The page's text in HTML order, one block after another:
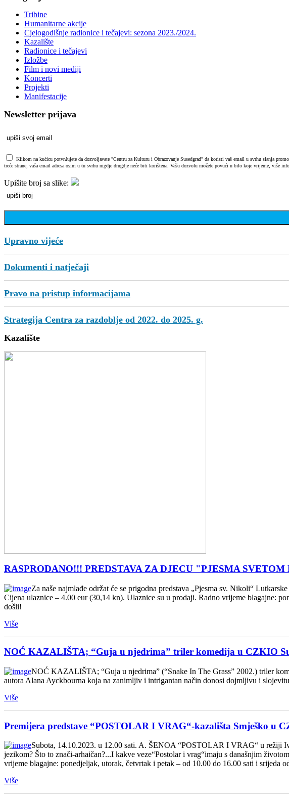
Tribine
Humanitarne akcije
Cjelogodišnje radionice i tečajevi: sezona 2023./2024.
Kazalište
Radionice i tečajevi
Izložbe
Film i novi mediji
Koncerti
Projekti
Manifestacije
Newsletter prijava
Klikom na kućicu potvrđujete da dozvoljavate "Centru za Kulturu i Obrazovanje Susedgrad" da koristi vaš email u svrhu slanja
treće strane, vaša email adresa osim u tu svrhu nigdje drugdje neće biti korištena. Vašu dozvolu možete povući u bilo koje vrijeme, više
Upišite broj sa slike:
Upravno vijeće
Dokumenti i natječaji
Pravo na pristup informacijama
Strategija Centra za razdoblje od 2022. do 2025. g.
Kazalište
RASPRODANO!!! PREDSTAVA ZA DJECU "PJESMA
Za naše najmlađe održat će se prigodna predstava „Pjesma sv. Nikoli“
Cijena ulaznice – 4.00 eur (30,14 kn). Ulaznice su u prodaji. Radno vrijeme blagajne:
došli!
Više
NOĆ KAZALIŠTA; “Guja u njedrima” triler komedija u CZKIO
NOĆ KAZALIŠTA; “Guja u njedrima” (“Snake In The Grass” 2002.) triler
autora Alana Ayckbourna koja na zanimljiv i intrigantan način donosi dojmljivu i
Više
Premijera predstave “POSTOLAR I VRAG“-kazališta Smješko u
Subota, 14.10.2023. u 12.00 sati. A. ŠENOA “POSTOLAR I VRAG“ u režiji
jezikom? Što to znači-arhaičan?...I kakve veze“Postolar i vrag“imaju s današnjim
vrijeme blagajne: ponedjeljak, utorak, četvrtak i petak – od 10.00 do 16.00 sati i
Više